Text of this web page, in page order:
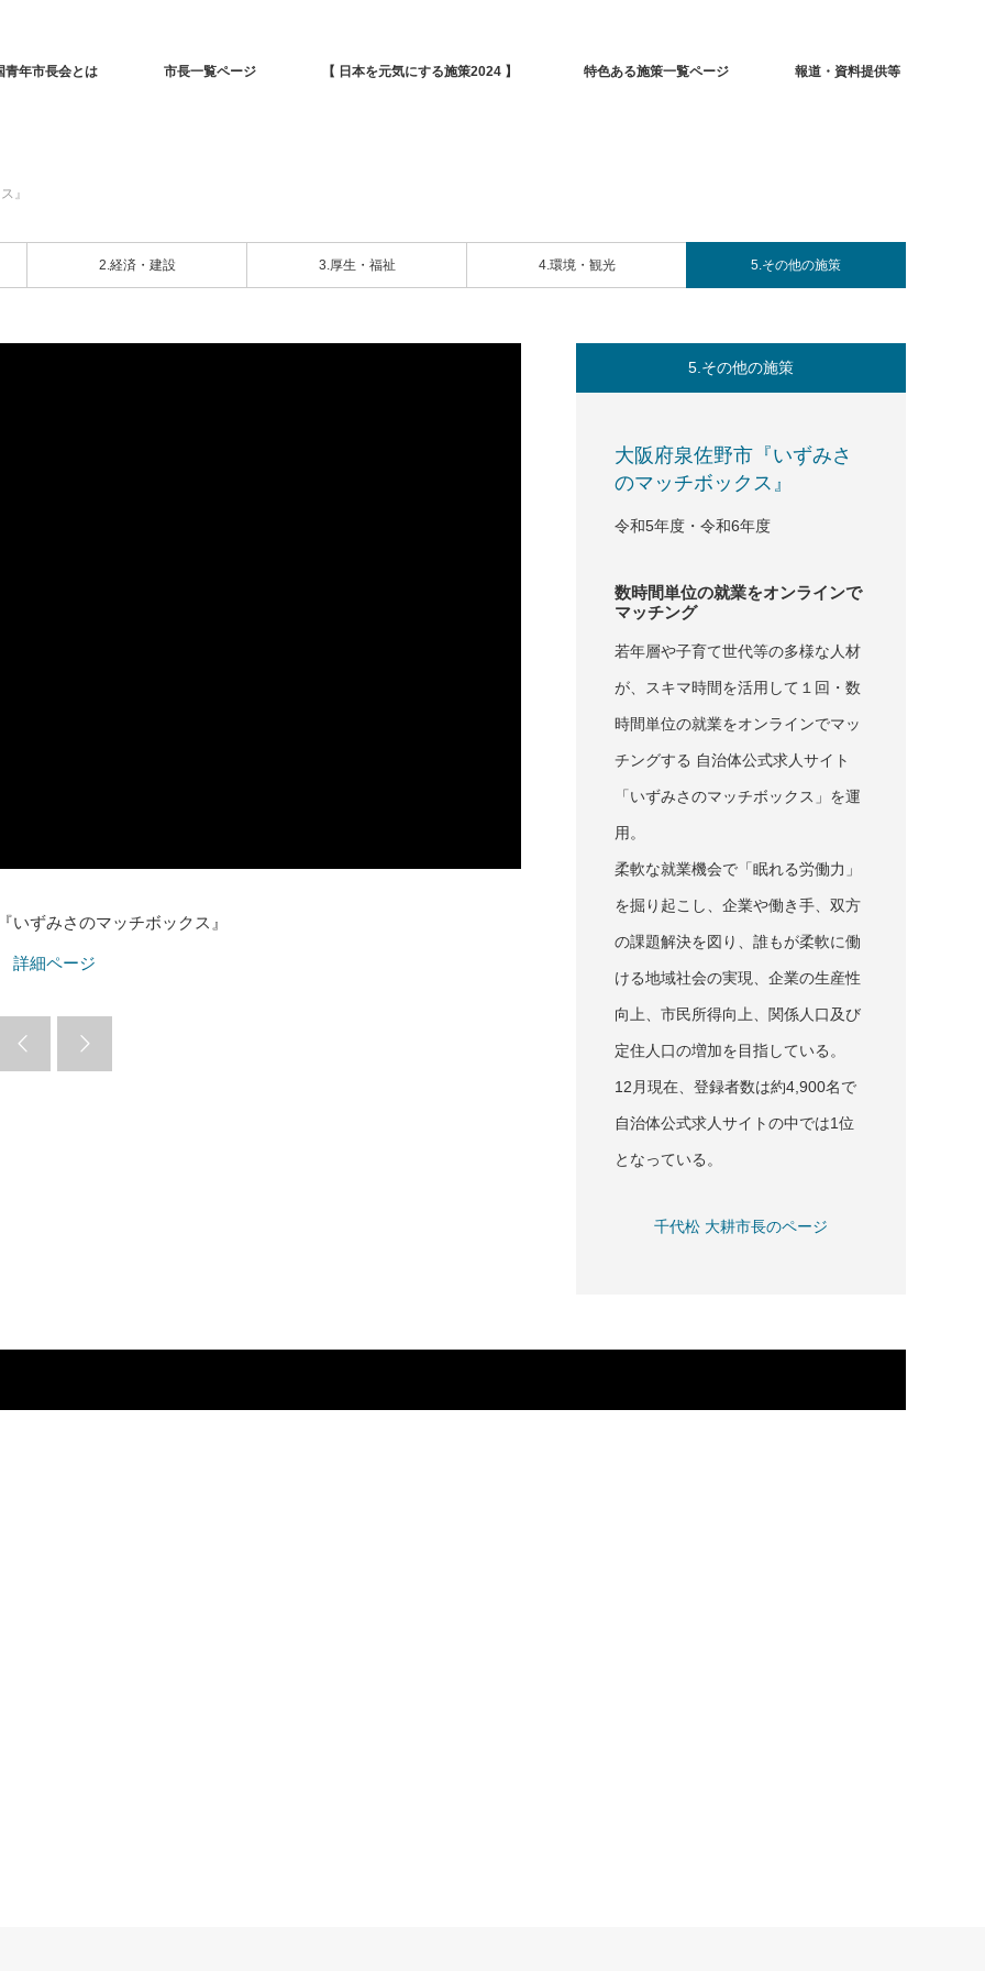
青年市長会とは 市長一覧ページ 【 日本を元気にする施策2024 】 特色ある施策一覧ページ 報道・資料提供等
』
2.経済・建設 3.厚生・福祉 4.環境・観光 5.その他の施策
5.その他の施策
大阪府泉佐野市『いずみさ
のマッチボックス』
令和5年度・令和6年度
数時間単位の就業をオンラインで
マッチング
若年層や子育て世代等の多様な人材
が、スキマ時間を活用して１回・数
時間単位の就業をオンラインでマッ
チングする 自治体公式求人サイト
「いずみさのマッチボックス」を運
用。
柔軟な就業機会で「眠れる労働力」
を掘り起こし、企業や働き手、双方
の課題解決を図り、誰もが柔軟に働
ける地域社会の実現、企業の生産性
向上、市民所得向上、関係人口及び
定住人口の増加を目指している。
12月現在、登録者数は約4,900名で
自治体公式求人サイトの中では1位
となっている。
千代松 大耕市長のページ
いずみさのマッチボックス』
詳細ページ